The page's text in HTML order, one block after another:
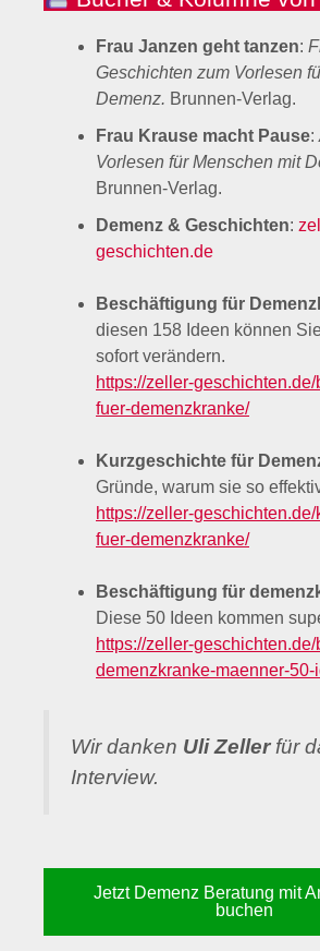
Frau Janzen geht tanzen:
Geschichten zum Vorlesen
Demenz. Brunnen-Verlag.
Frau Krause macht Pause:
Vorlesen für Menschen mit
Brunnen-Verlag.
Demenz & Geschichten:
geschichten.de
Beschäftigung für
diesen 158 Ideen können
sofort verändern.
https://zeller-
fuer-demenzkranke/
Kurzgeschichte für
Gründe, warum sie so
https://zeller-
fuer-demenzkranke/
Beschäftigung für
Diese 50 Ideen kommen
https://zeller-
demenzkranke-maenner-50-
Wir danken Uli Zellerfür
Interview.
Jetzt Demenz Beratung mit
buchen